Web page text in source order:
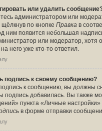
или удалить
администратором или
по кнопкеПравка в
ним появится небольшая
или модератор, хотя
него уже кто-то ответил.
подпись к своему сообщению?
к сообщению, вы должны
подпись добавилась. Вы также
пункта «Личные
в форме отправки